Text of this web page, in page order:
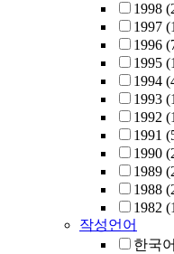
1998
1997
1996
1995
1994
1993
1992
1991
1990
1989
1988
1982
작성언어
한국어